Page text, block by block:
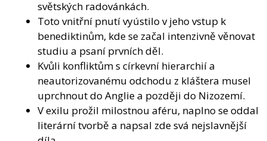
světských radovánkách.
Toto vnitřní pnutí vyústilo v jeho vstup k
benediktinům, kde se začal intenzivně věnovat
studiu a psaní prvních děl.
Kvůli konfliktům s církevní hierarchií a
neautorizovanému odchodu z kláštera musel
uprchnout do Anglie a později do Nizozemí.
V exilu prožil milostnou aféru, naplno se oddal
literární tvorbě a napsal zde svá nejslavnější